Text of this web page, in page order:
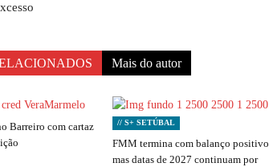
Mais do autor
Barreiro com cartaz
// S+ SETÚBAL
FMM termina com balanço positivo
mas datas de 2027 continuam por